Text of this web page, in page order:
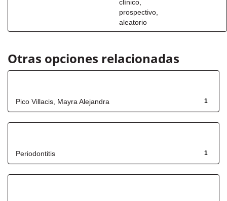
clínico,
prospectivo,
aleatorio
Otras opciones relacionadas
1
Pico Villacis, Mayra Alejandra
1
Periodontitis